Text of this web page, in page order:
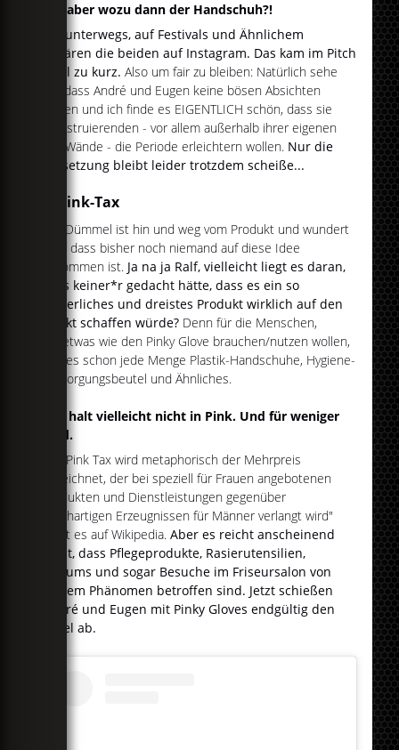
Ok, aber wozu dann der Handschuh?!
Für unterwegs, auf Festivals und Ähnlichem
erklären die beiden auf Instagram. Das kam im Pitch
wohl zu kurz. Also um fair zu bleiben: Natürlich sehe
ich, dass André und Eugen keine bösen Absichten
hatten und ich finde es EIGENTLICH schön, dass sie
Menstruierenden - vor allem außerhalb ihrer eigenen
vier Wände - die Periode erleichtern wollen. Nur die
Umsetzung bleibt leider trotzdem scheiße...
2. Pink-Tax
Ralf Dümmel ist hin und weg vom Produkt und wundert
sich, dass bisher noch niemand auf diese Idee
gekommen ist. Ja na ja Ralf, vielleicht liegt es daran,
dass keiner*r gedacht hätte, dass es ein so
lächerliches und dreistes Produkt wirklich auf den
Markt schaffen würde? Denn für die Menschen,
die etwas wie den Pinky Glove brauchen/nutzen wollen,
gibt es schon jede Menge Plastik-Handschuhe, Hygiene-
Entsorgungsbeutel und Ähnliches.
Nur halt vielleicht nicht in Pink. Und für weniger
Geld.
"Als Pink Tax wird metaphorisch der Mehrpreis
bezeichnet, der bei speziell für Frauen angebotenen
Produkten und Dienstleistungen gegenüber
gleichartigen Erzeugnissen für Männer verlangt wird"
heißt es auf Wikipedia.Aber es reicht anscheinend
nicht, dass Pflegeprodukte, Rasierutensilien,
Parfums und sogar Besuche im Friseursalon von
diesem Phänomen betroffen sind. Jetzt schießen
André und Eugen mit Pinky Gloves endgültig den
Vogel ab.